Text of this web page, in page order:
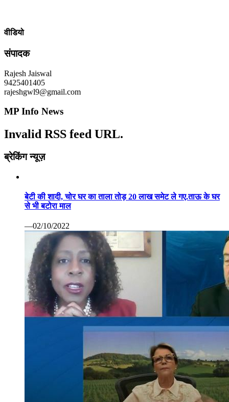
वीडियो
संपादक
Rajesh Jaiswal
9425401405
rajeshgwl9@gmail.com
MP Info News
Invalid RSS feed URL.
ब्रेकिंग न्यूज़
बेटी की शादी, चोर घर का ताला तोड़ 20 लाख समेट ले गए.ताऊ के घर
से भी बटोरा माल
—02/10/2022